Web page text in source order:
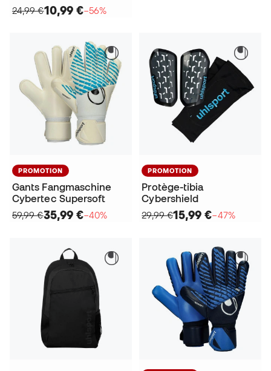
24,99 €10,99 €−56%
PROMOTION
Gants Fangmaschine
Cybertec Supersoft
59,99 €35,99 €−40%
PROMOTION
Protège-tibia
Cybershield
29,99 €15,99 €−47%